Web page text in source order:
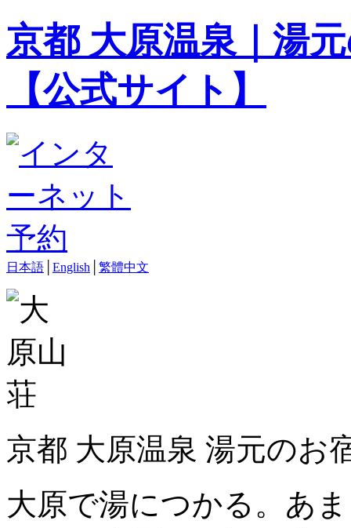
京都 大原温泉｜湯
【公式サイト】
日本語 English 繁體中文
京都 大原温泉 湯元の
大原で湯につかる。あ